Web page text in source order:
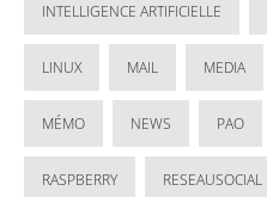
INTELLIGENCE ARTIFICIELLE
LINUX MAIL MEDIA
MÉMO NEWS PAO
RASPBERRY RESEAUSOCIAL